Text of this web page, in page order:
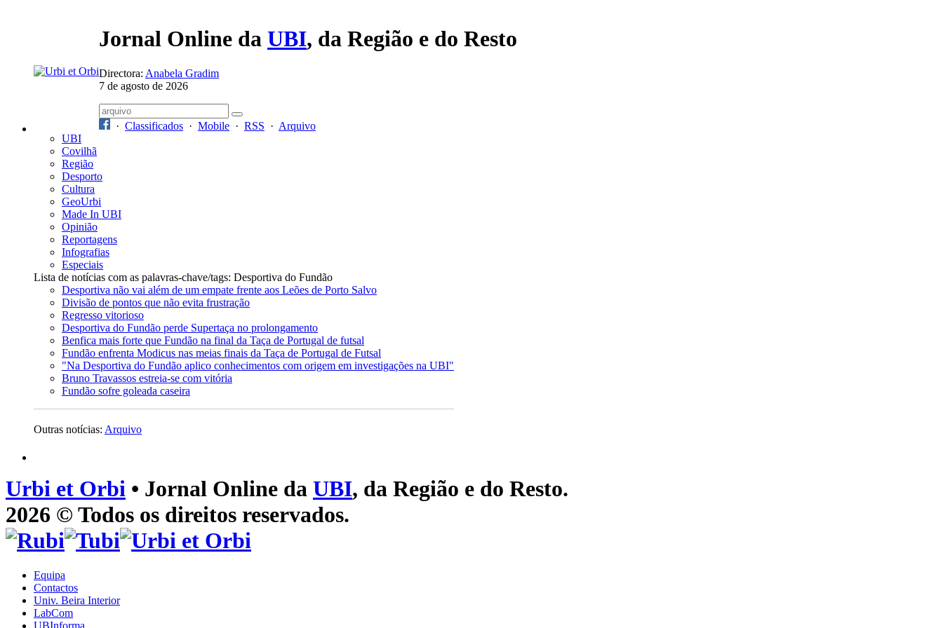
Jornal Online da UBI, da Região e do Resto
Directora: Anabela Gradim
7 de agosto de 2026
· Classificados · Mobile · RSS · Arquivo
UBI
Covilhã
Região
Desporto
Cultura
GeoUrbi
Made In UBI
Opinião
Reportagens
Infografias
Especiais
Lista de notícias com as palavras-chave/tags: Desportiva do Fundão
Desportiva não vai além de um empate frente aos Leões de Porto Salvo
Divisão de pontos que não evita frustração
Regresso vitorioso
Desportiva do Fundão perde Supertaça no prolongamento
Benfica mais forte que Fundão na final da Taça de Portugal de futsal
Fundão enfrenta Modicus nas meias finais da Taça de Portugal de Futsal
"Na Desportiva do Fundão aplico conhecimentos com origem em investigações na UBI"
Bruno Travassos estreia-se com vitória
Fundão sofre goleada caseira
Outras notícias: Arquivo
Urbi et Orbi • Jornal Online da UBI, da Região e do Resto.
2026 © Todos os direitos reservados.
Equipa
Contactos
Univ. Beira Interior
LabCom
UBInforma